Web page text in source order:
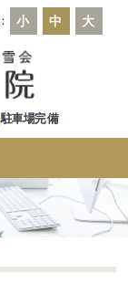
小 中 大
駐車場完備